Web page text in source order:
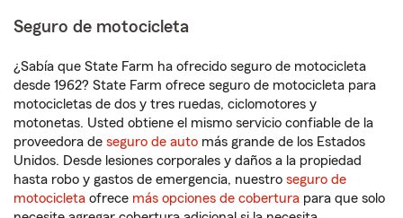
Seguro de motocicleta
¿Sabía que State Farm ha ofrecido seguro de motocicleta
desde 1962? State Farm ofrece seguro de motocicleta para
motocicletas de dos y tres ruedas, ciclomotores y
motonetas. Usted obtiene el mismo servicio confiable de la
proveedora de seguro de auto más grande de los Estados
Unidos. Desde lesiones corporales y daños a la propiedad
hasta robo y gastos de emergencia, nuestro seguro de
motocicleta ofrece más opciones de cobertura para que solo